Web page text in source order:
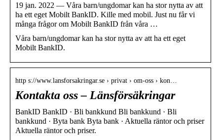
19 jan. 2022 — Våra barn/ungdomar kan ha stor nytta av att
ha ett eget Mobilt BankID. Kille med mobil. Just nu får vi
många frågor om Mobilt BankID från våra …
Våra barn/ungdomar kan ha stor nytta av att ha ett eget
Mobilt BankID.
http s://www.lansforsakringar.se › privat › om-oss › kon…
Kontakta oss – Länsförsäkringar
BankID BankID · Bli bankkund Bli bankkund · Bli
bankkund · Byta bank Byta bank · Aktuella räntor och priser
Aktuella räntor och priser.